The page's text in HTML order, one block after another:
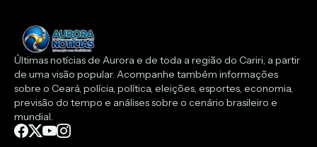
Últimas notícias de Aurora e de toda a região do Cariri, a partir
de uma visão popular. Acompanhe também informações
sobre o Ceará, polícia, política, eleições, esportes, economia,
previsão do tempo e análises sobre o cenário brasileiro e
mundial.